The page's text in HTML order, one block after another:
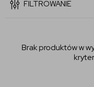
FILTROWANIE
Brak produktów w